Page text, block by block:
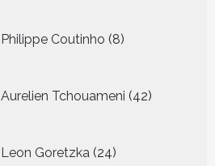
Philippe Coutinho 8
producten
Aurelien Tchouameni 42
producten
Leon Goretzka 24
producten